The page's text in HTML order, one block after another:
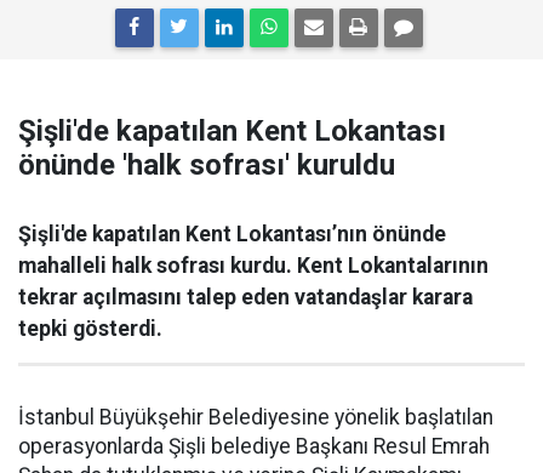
Şişli'de kapatılan Kent Lokantası
önünde 'halk sofrası' kuruldu
Şişli'de kapatılan Kent Lokantası’nın önünde
mahalleli halk sofrası kurdu. Kent Lokantalarının
tekrar açılmasını talep eden vatandaşlar karara
tepki gösterdi.
İstanbul Büyükşehir Belediyesine yönelik başlatılan
operasyonlarda Şişli belediye Başkanı Resul Emrah